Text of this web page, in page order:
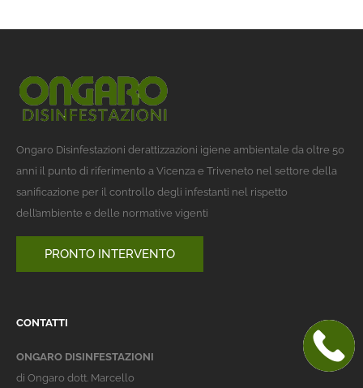
Ongaro Disinfestazioni derattizzazioni igiene ambientale da oltre 50
anni il punto di riferimento a Vicenza e Triveneto nel settore della
sanificazione per il controllo degli infestanti nel rispetto
dell’ambiente e delle normative vigenti
PRONTO INTERVENTO
CONTATTI
ONGARO DISINFESTAZIONI
di Ongaro dott. Marcello